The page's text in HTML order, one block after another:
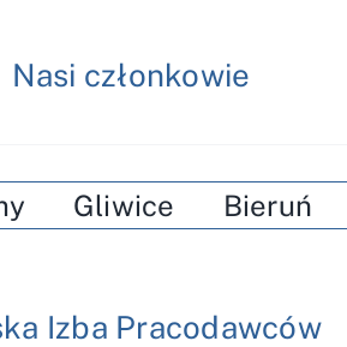
Nasi członkowie
Gliwice Bieruń
Izba Pracodawców